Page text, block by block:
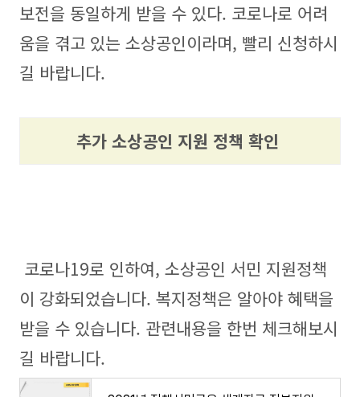
보전을 동일하게 받을 수 있다. 코로나로 어려
움을 겪고 있는 소상공인이라며, 빨리 신청하시
길 바랍니다.
추가 소상공인 지원 정책 확인
코로나19로 인하여, 소상공인 서민 지원정책
이 강화되었습니다. 복지정책은 알아야 혜택을
받을 수 있습니다. 관련내용을 한번 체크해보시
길 바랍니다.